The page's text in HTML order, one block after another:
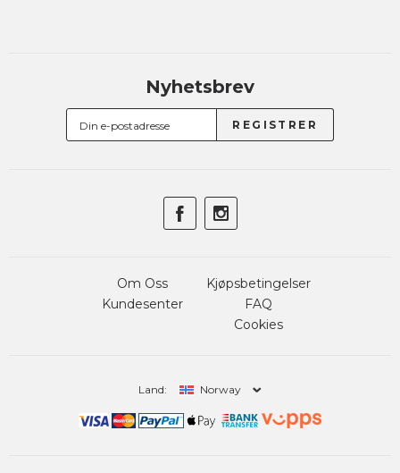
Nyhetsbrev
Om Oss
Kundesenter
Kjøpsbetingelser
FAQ
Cookies
Land: Norway